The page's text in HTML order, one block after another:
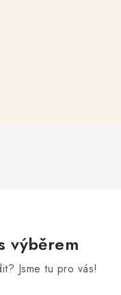
výběrem
Jsme tu pro vás!